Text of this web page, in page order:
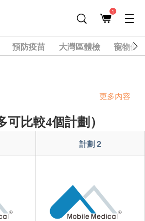
1
預防疫苗 大灣區體檢 寵物健
更多內容
可比較4個計劃）
計劃 2